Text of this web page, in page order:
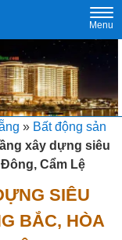
Menu
» Bất động sản
xây dựng siêu
Cẩm Lệ
SIÊU
BẮC, HÒA